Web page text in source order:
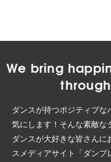
We bring
ダンスが持つポジティブな
気にします！そんな素敵な
ダンスが大好きな皆さんに
スメディアサイト「ダンプ